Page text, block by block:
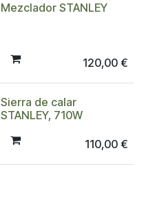
Mezclador STANLEY
120,00€
Sierra de calar
STANLEY, 710W
110,00€